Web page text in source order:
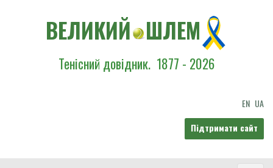
ВЕЛИКИЙ ШЛЕМ
Тенісний довідник. 1877 - 2026
EN UA
Підтримати сайт